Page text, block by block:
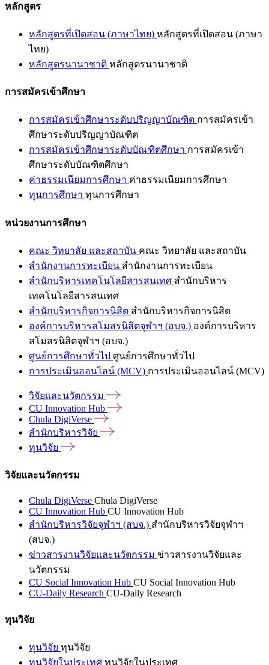
หลักสูตร
หลักสูตรที่เปิดสอน (ภาษาไทย) หลักสูตรที่เปิดสอน (ภาษา
ไทย)
หลักสูตรนานาชาติ หลักสูตรนานาชาติ
การสมัครเข้าศึกษา
การสมัครเข้าศึกษาระดับปริญญาบัณฑิต การสมัครเข้า
ศึกษาระดับปริญญาบัณฑิต
การสมัครเข้าศึกษาระดับบัณฑิตศึกษา การสมัครเข้า
ศึกษาระดับบัณฑิตศึกษา
ค่าธรรมเนียมการศึกษา ค่าธรรมเนียมการศึกษา
ทุนการศึกษา ทุนการศึกษา
หน่วยงานการศึกษา
คณะ วิทยาลัย และสถาบัน คณะ วิทยาลัย และสถาบัน
สำนักงานการทะเบียน สำนักงานการทะเบียน
สำนักบริหารเทคโนโลยีสารสนเทศ สำนักบริหาร
เทคโนโลยีสารสนเทศ
สำนักบริหารกิจการนิสิต สำนักบริหารกิจการนิสิต
องค์การบริหารสโมสรนิสิตจุฬาฯ (อบจ.) องค์การบริหาร
สโมสรนิสิตจุฬาฯ (อบจ.)
ศูนย์การศึกษาทั่วไป ศูนย์การศึกษาทั่วไป
การประเมินออนไลน์ (MCV) การประเมินออนไลน์ (MCV)
วิจัยและนวัตกรรม
CU Innovation Hub
Chula DigiVerse
สำนักบริหารวิจัย
ทุนวิจัย
วิจัยและนวัตกรรม
Chula DigiVerse Chula DigiVerse
CU Innovation Hub CU Innovation Hub
สำนักบริหารวิจัยจุฬาฯ (สบจ.) สำนักบริหารวิจัยจุฬาฯ
(สบจ.)
ข่าวสารงานวิจัยและนวัตกรรม ข่าวสารงานวิจัยและ
นวัตกรรม
CU Social Innovation Hub CU Social Innovation Hub
CU-Daily Research CU-Daily Research
ทุนวิจัย
ทุนวิจัย ทุนวิจัย
ทุนวิจัยในประเทศ ทุนวิจัยในประเทศ